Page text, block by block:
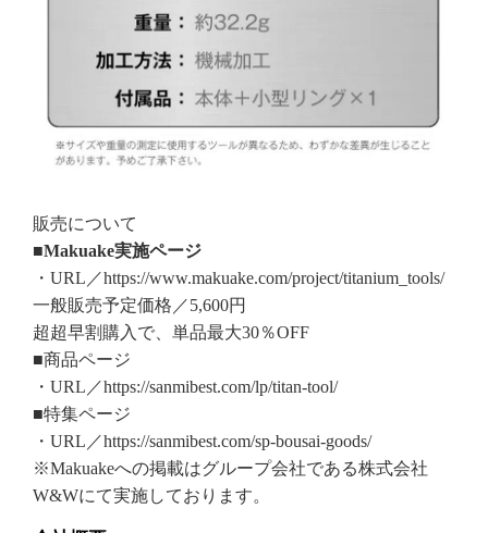
販売について
■Makuake実施ページ
・URL／https://www.makuake.com/project/titanium_tools/
一般販売予定価格／5,600円
超超早割購入で、単品最大30％OFF
■商品ページ
・URL／https://sanmibest.com/lp/titan-tool/
■特集ページ
・URL／https://sanmibest.com/sp-bousai-goods/
※Makuakeへの掲載はグループ会社である株式会社
W&Wにて実施しております。